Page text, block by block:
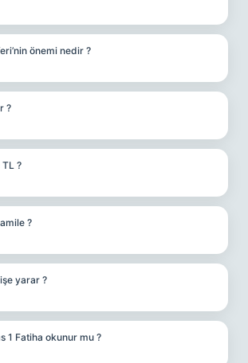
önemi nedir ?
?
?
?
yarar ?
1 Fatiha okunur mu ?